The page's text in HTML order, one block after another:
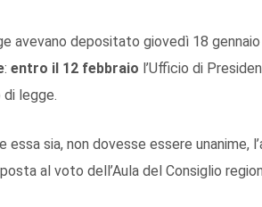
avevano depositato giovedì 18
: entro il 12 febbraio l’Ufficio di
legge.
essa sia, non dovesse essere unanime,
al voto dell’Aula del Consiglio